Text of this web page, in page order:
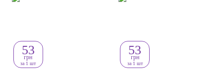
53
грн
за 1 шт
53
грн
за 1 шт